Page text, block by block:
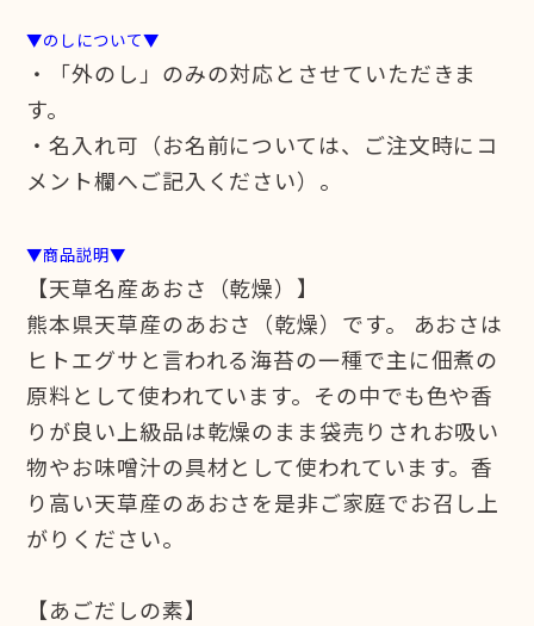
▼のしについて▼
・「外のし」のみの対応とさせていただきま
す。
・名入れ可（お名前については、ご注文時にコ
メント欄へご記入ください）。
▼商品説明▼
【天草名産あおさ（乾燥）】
熊本県天草産のあおさ（乾燥）です。 あおさは
ヒトエグサと言われる海苔の一種で主に佃煮の
原料として使われています。その中でも色や香
りが良い上級品は乾燥のまま袋売りされお吸い
物やお味噌汁の具材として使われています。香
り高い天草産のあおさを是非ご家庭でお召し上
がりください。
【あごだしの素】